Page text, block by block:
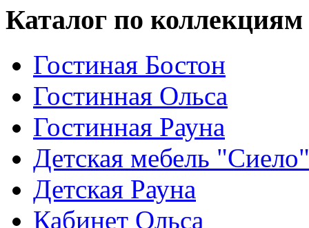
Каталог по коллекциям
Гостиная Бостон
Гостинная Ольса
Гостинная Рауна
Детская мебель "Сиело"
Детская Рауна
Кабинет Ольса